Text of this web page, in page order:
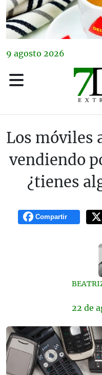
9 agosto 2026
Los móviles
vendiendo
¿tienes
Compartir
22 de